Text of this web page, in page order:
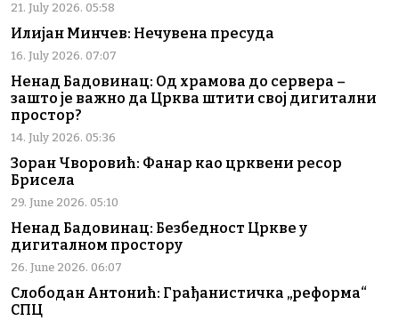
21. July 2026. 05:58
Илијан Минчев: Нечувена пресуда
16. July 2026. 07:07
Ненад Бадовинац: Од храмова до сервера –
зашто је важно да Црква штити свој дигитални
простор?
14. July 2026. 05:36
Зоран Чворовић: Фанар као црквени ресор
Брисела
29. June 2026. 05:10
Ненад Бадовинац: Безбедност Цркве у
дигиталном простору
26. June 2026. 06:07
Слободан Антонић: Грађанистичка „реформа“
СПЦ